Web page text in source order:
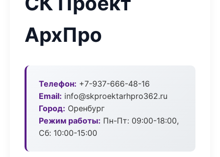
АрхПро
Телефон: +7-937-666-48-16
Email: info@skproektarhpro362.ru
Город: Оренбург
Режим работы: Пн-Пт: 09:00-18:00,
Сб: 10:00-15:00